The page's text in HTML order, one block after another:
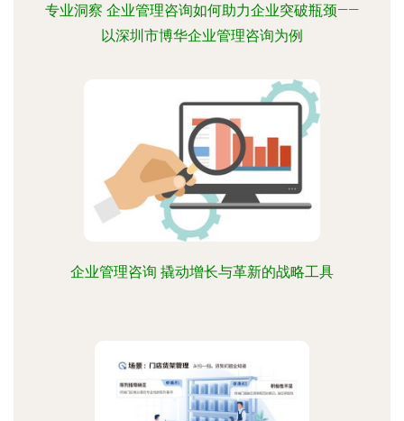
专业洞察 企业管理咨询如何助力企业突破瓶颈——
以深圳市博华企业管理咨询为例
企业管理咨询 撬动增长与革新的战略工具